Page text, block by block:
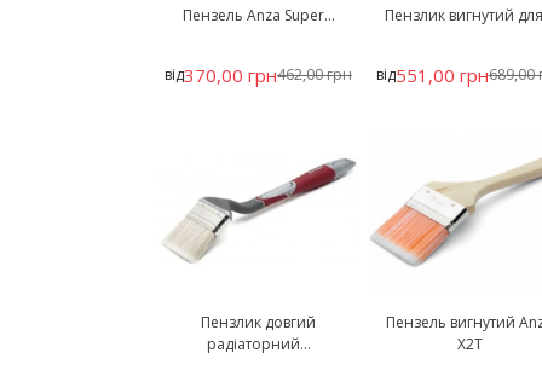
Пензель Anza Super...
від370,00 грн462,00 грн
Пензлик вигнутий
від551,00 грн689,00
Пензлик довгий
радіаторний...
Пензель вигнутий
X2T